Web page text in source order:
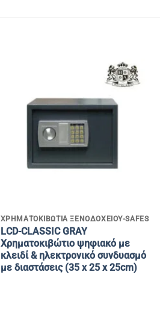
ΧΡΗΜΑΤΟΚΙΒΏΤΙΑ ΞΕΝΟΔΟΧΕΊΟΥ-SAFES
LCD-CLASSIC GRAY
Χρηματοκιβώτιο ψηφιακό με
κλειδί & ηλεκτρονικό συνδυασμό
με διαστάσεις (35 x 25 x 25cm)